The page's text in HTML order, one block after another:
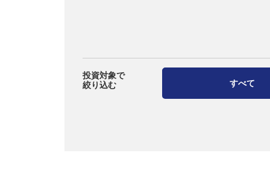
投資対象で
絞り込む
すべて